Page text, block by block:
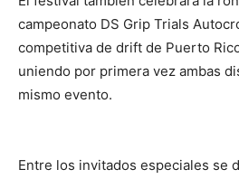
campeonato DS Grip Trials
competitiva de drift de Puerto
uniendo por primera vez ambas
mismo evento.
Entre los invitados especiales se